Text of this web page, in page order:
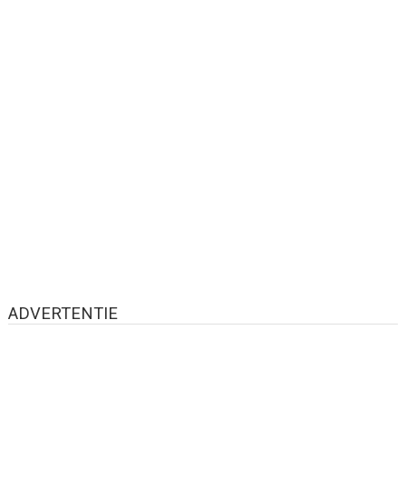
ADVERTENTIE